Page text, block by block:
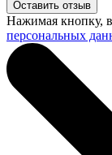
Нажимая кнопку,
персональных